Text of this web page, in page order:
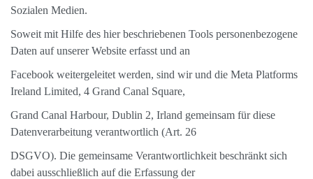
Sozialen Medien.
Soweit mit Hilfe des hier beschriebenen Tools personenbezogene
Daten auf unserer Website erfasst und an
Facebook weitergeleitet werden, sind wir und die Meta Platforms
Ireland Limited, 4 Grand Canal Square,
Grand Canal Harbour, Dublin 2, Irland gemeinsam für diese
Datenverarbeitung verantwortlich (Art. 26
DSGVO). Die gemeinsame Verantwortlichkeit beschränkt sich
dabei ausschließlich auf die Erfassung der